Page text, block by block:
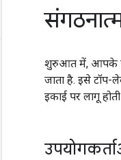
शुरुआत में, आपके
जाता है. इसे
इकाई पर लागू